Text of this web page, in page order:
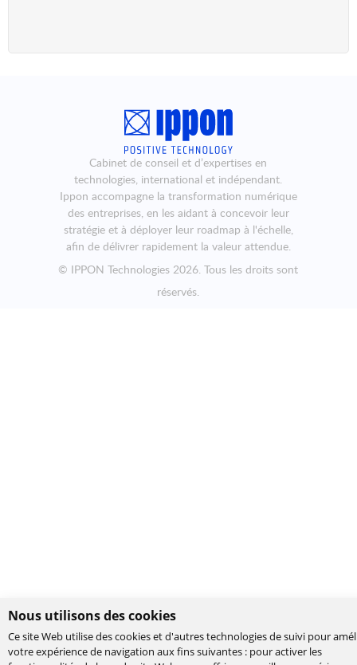
Nous utilisons des cookies
Ce site Web utilise des cookies et d'autres technologies de suivi pour
votre expérience de navigation aux fins suivantes : pour activer les
Cabinet de conseil et d’expertises en
technologies, international et indépendant.
Ippon accompagne la transformation numérique
des entreprises, en les aidant à concevoir leur
stratégie et à déployer leur roadmap à l'échelle,
afin de délivrer rapidement la valeur attendue.
© IPPON Technologies 2026. Tous les droits sont
réservés.